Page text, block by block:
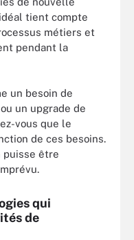
tient compte
métiers et
pendant la
un besoin de
un upgrade de
vous que le
de ces besoins.
puisse être
qui
de